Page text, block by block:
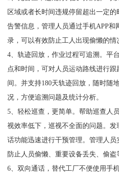
区域或者长时间违规停留超出一定
告警信息，管理人员通过手机APP
录，可以有效防止工人出现偷懒的情
4、轨迹回放，作业过程可追溯。平
点和时间，可对人员运动路线进行
间。并支持180天轨迹回放，随时随
况，方便追溯问题及统计分析。
5、轻松巡查，更简单。帮助巡查人
视效率低下，巡视不全面的问题。
话功能迅速进行干预管理。管理人
防止人员偷懒、重要设备丢失、偷盗
6、双向通话，替代工厂不便使用手